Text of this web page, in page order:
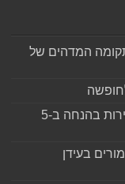
המדהים של
אאורה ומועדון "חבר" במהלך ענק: מאות דירות בהנחה ב-5
בעידן